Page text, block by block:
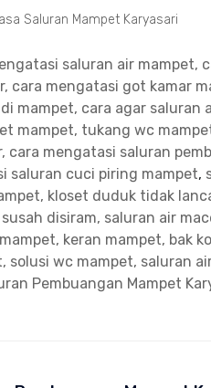
Saluran Mampet Karyasari
saluran air mampet,
cara mengatasi got kamar
mampet, cara agar
mampet, tukang wc
cara mengatasi saluran
saluran cuci piring mampet,
kloset duduk tidak
disiram, saluran air
keran mampet, bak
solusi wc mampet, saluran
Pembuangan Mampet